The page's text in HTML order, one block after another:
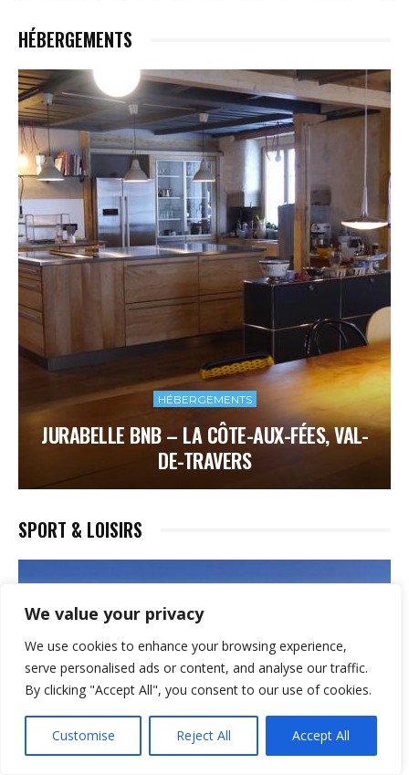
We value your privacy
We use cookies to enhance your browsing experience,
serve personalised ads or content, and analyse our traffic.
By clicking "Accept All", you consent to our use of cookies.
Customise Reject All Accept All
HÉBERGEMENTS
HÉBERGEMENTS
JURABELLE BNB – LA CÔTE-AUX-FÉES, VAL-
DE-TRAVERS
SPORT & LOISIRS